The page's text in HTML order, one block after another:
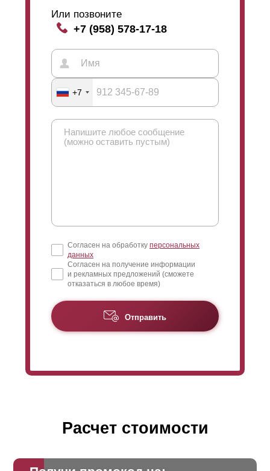
Или позвоните
+7 (958) 578-17-18
+7
Согласен на обработку персональных
данных
Согласен на получение информации
и рекламных предложений (сможете
отказаться в любое время)
Отправить
Расчет стоимости